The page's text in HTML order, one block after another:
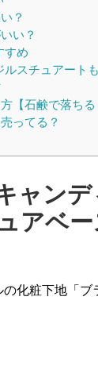
？
い？
すめ
スチュアート
【石鹸で落ちる
ってる？
ャン
アベ
化粧下地「 ブ